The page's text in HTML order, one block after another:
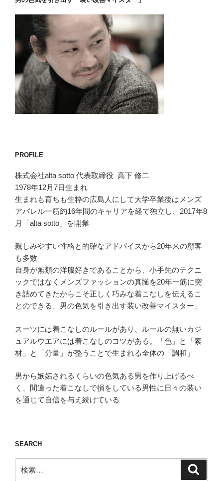
PROFILE
株式会社alta sotto 代表取締役 高下 修二
1978年12月7日生まれ
生まれも育ちも生粋の広島人にして大学卒業後はメンズ
アパレル一筋約16年間のキャリアを経て独立し、2017年8
月「alta sotto」を開業
親しみやすい性格と的確なアドバイスから20年来の顧客
も多数
自身が無類の洋服好きであることから、小手先のテクニ
ックではなくメンズファッションの真髄を20年一筋に突
き詰めてきたからこそ正しく巧みな着こなしを伝えるこ
とのできる、男の色気を引き出す装い改善マイスター」
スーツには着こなしのルールがあり、ルールの無いカジ
ュアルウエアには着こなしのコツがある。「色」と「素
材」と「分量」が整うことで生まれる全体の「調和」
男から嫉妬されるくらいの色気ある男を作り上げるべ
く、間違った着こなしで損をしている男性に日々の装い
を通じて自信を与え続けている
SEARCH
索: